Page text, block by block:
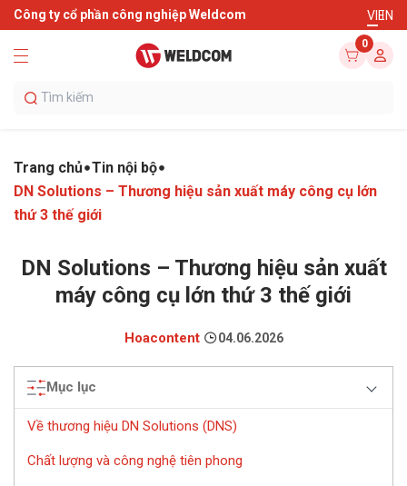
Công ty cổ phần công nghiệp Weldcom VIEN
0
Trang chủ Tin nội bộ
DN Solutions – Thương hiệu sản xuất máy công cụ lớn
thứ 3 thế giới
DN Solutions – Thương hiệu sản xuất
máy công cụ lớn thứ 3 thế giới
Hoacontent 04.06.2026
Mục lục
Về thương hiệu DN Solutions (DNS)
Chất lượng và công nghệ tiên phong